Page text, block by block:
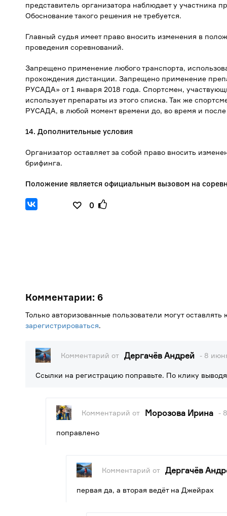
представитель организатора наблюдает у участника
Обоснование такого решения не требуется.
Главный судья имеет право вносить изменения в
проведения соревнований.
Запрещено применение любого транспорта,
прохождения дистанции. Запрещено применение
РУСАДА» от 1 января 2018 года. Спортсмен,
использует препараты из этого списка. Так же
РУСАДА, в любой момент времени до, во время и
14. Дополнительные условия
Организатор оставляет за собой право вносить
брифинга.
Положение является официальным вызовом на
0
Комментарии: 6
Только авторизованные пользователи могут
зарегистрироваться.
Комментарий от Дергачёв Андрей - 8
Ссылки на регистрацию поправьте. По клику
Комментарий от Морозова Ирина -
поправлено
Комментарий от Дергачёв
первая да, а вторая ведёт на Джейрах